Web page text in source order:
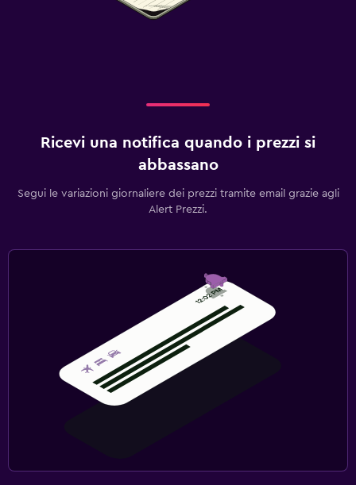
Ricevi una notifica quando i prezzi si
abbassano
Segui le variazioni giornaliere dei prezzi tramite email grazie agli
Alert Prezzi.